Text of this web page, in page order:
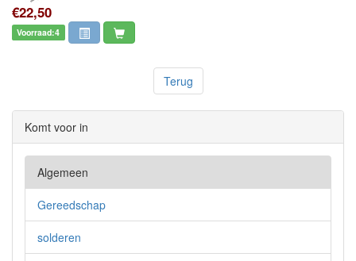
€22,50
Voorraad:4
Terug
Komt voor in
Algemeen
Gereedschap
solderen